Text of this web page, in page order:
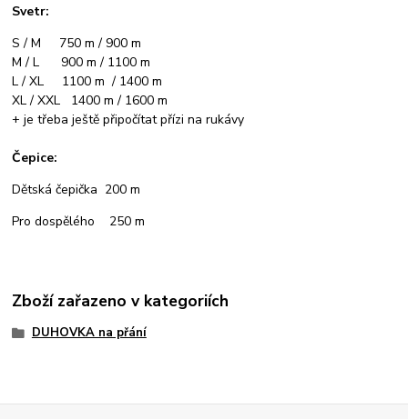
Svetr:
S / M 750 m / 900 m
M / L 900 m / 1100 m
L / XL 1100 m / 1400 m
XL / XXL 1400 m / 1600 m
+ je třeba ještě připočítat přízi na rukávy
Čepice:
Dětská čepička 200 m
Pro dospělého 250 m
Zboží zařazeno v kategoriích
DUHOVKA na přání